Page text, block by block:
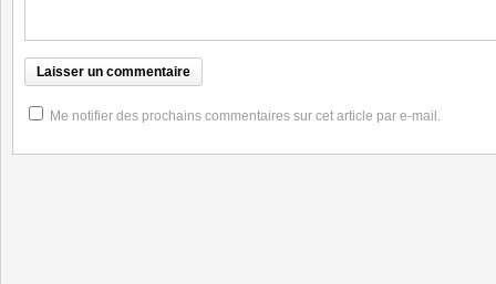
Me notifier des prochains commentaires sur cet article par e-mail.